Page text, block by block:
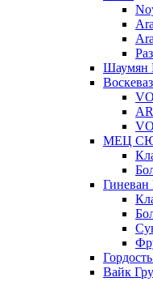
Шаумян
МЕЦ
Гиневан
Вайк